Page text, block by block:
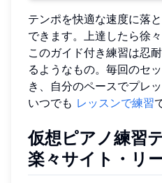
テンポを快適な速度に落
できます。上達したら徐
このガイド付き練習は忍
るようなもの。毎回のセ
き、自分のペースでプレ
いつでも レッスンで練習
仮想ピアノ練習
楽々サイト・リ